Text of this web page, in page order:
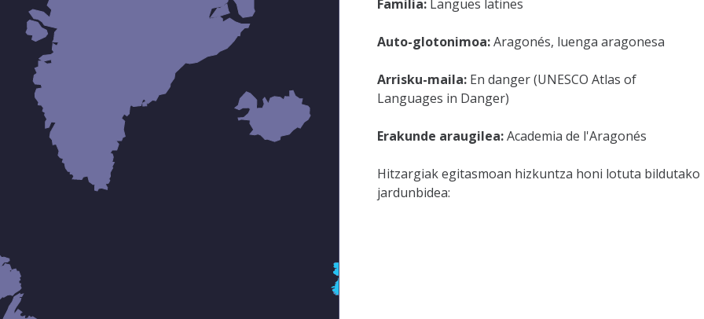
Familia: Langues latines
Auto-glotonimoa:Aragonés, luenga aragonesa
Arrisku-maila: En danger (UNESCO Atlas of
Languages in Danger)
Erakunde araugilea:Academia de l'Aragonés
Hitzargiak egitasmoan hizkuntza honi lotuta bildutako
jardunbidea: